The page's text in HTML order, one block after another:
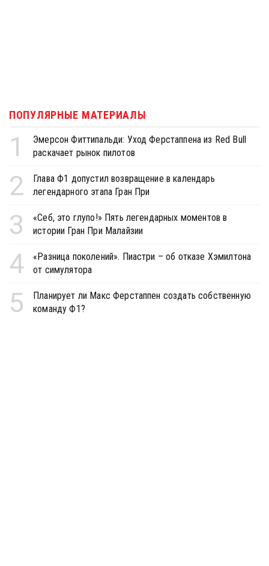
ПОПУЛЯРНЫЕ МАТЕРИАЛЫ
1
Эмерсон Фиттипальди: Уход Ферстаппена из Red Bull
раскачает рынок пилотов
2
Глава Ф1 допустил возвращение в календарь
легендарного этапа Гран При
3
«Себ, это глупо!» Пять легендарных моментов в
истории Гран При Малайзии
4
«Разница поколений». Пиастри – об отказе Хэмилтона
от симулятора
5
Планирует ли Макс Ферстаппен создать собственную
команду Ф1?